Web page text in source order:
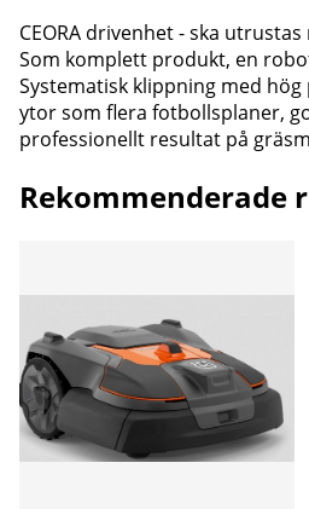
CEORA drivenhet - ska
Som komplett produkt, en
Systematisk klippning med
ytor som flera fotbollsplaner,
professionellt resultat på
Rekommenderade